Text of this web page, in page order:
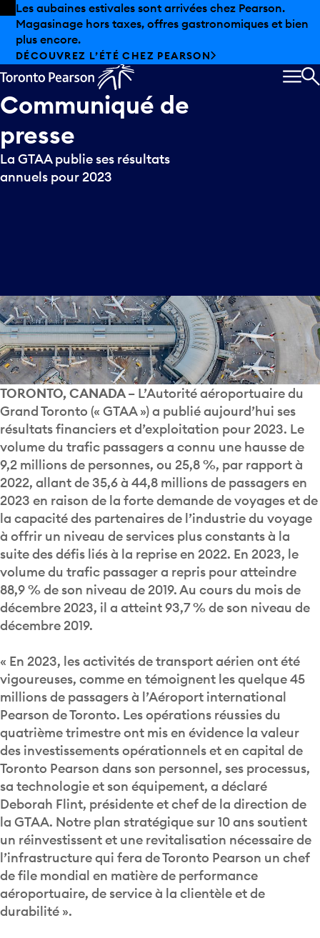
Skip to offers
Passer au contenu principal
Les aubaines estivales sont arrivées chez Pearson.
Magasinage hors taxes, offres gastronomiques et bien
plus encore.
DÉCOUVREZ L’ÉTÉ CHEZ PEARSON
Communiqué de
presse
La GTAA publie ses résultats
annuels pour 2023
TORONTO, CANADA– L’Autorité aéroportuaire du
Grand Toronto (« GTAA ») a publié aujourd’hui ses
résultats financiers et d’exploitation pour 2023. Le
volume du trafic passagers a connu une hausse de
9,2 millions de personnes, ou 25,8 %, par rapport à
2022, allant de 35,6 à 44,8 millions de passagers en
2023 en raison de la forte demande de voyages et de
la capacité des partenaires de l’industrie du voyage
à offrir un niveau de services plus constants à la
suite des défis liés à la reprise en 2022. En 2023, le
volume du trafic passager a repris pour atteindre
88,9 % de son niveau de 2019. Au cours du mois de
décembre 2023, il a atteint 93,7 % de son niveau de
décembre 2019.
« En 2023, les activités de transport aérien ont été
vigoureuses, comme en témoignent les quelque 45
millions de passagers à l’Aéroport international
Pearson de Toronto. Les opérations réussies du
quatrième trimestre ont mis en évidence la valeur
des investissements opérationnels et en capital de
Toronto Pearson dans son personnel, ses processus,
sa technologie et son équipement, a déclaré
Deborah Flint, présidente et chef de la direction de
la GTAA. Notre plan stratégique sur 10 ans soutient
un réinvestissent et une revitalisation nécessaire de
l’infrastructure qui fera de Toronto Pearson un chef
de file mondial en matière de performance
aéroportuaire, de service à la clientèle et de
durabilité ».